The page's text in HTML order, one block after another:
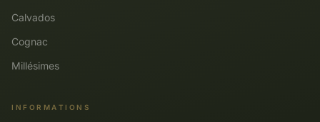
Calvados
Cognac
Millésimes
INFORMATIONS